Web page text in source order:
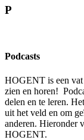
P
Podcasts
HOGENT is een vat
zien en horen!
delen en te leren.
uit het veld en om
anderen. Hieronder
HOGENT.